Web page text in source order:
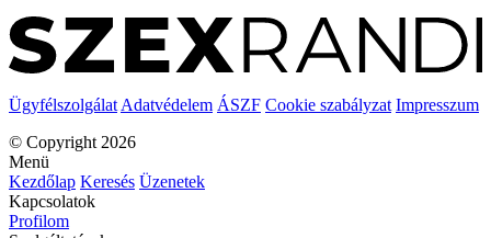
Ügyfélszolgálat Adatvédelem ÁSZF Cookie szabályzat Impresszum
© Copyright 2026
Menü
Kezdőlap Keresés Üzenetek
Kapcsolatok
Profilom